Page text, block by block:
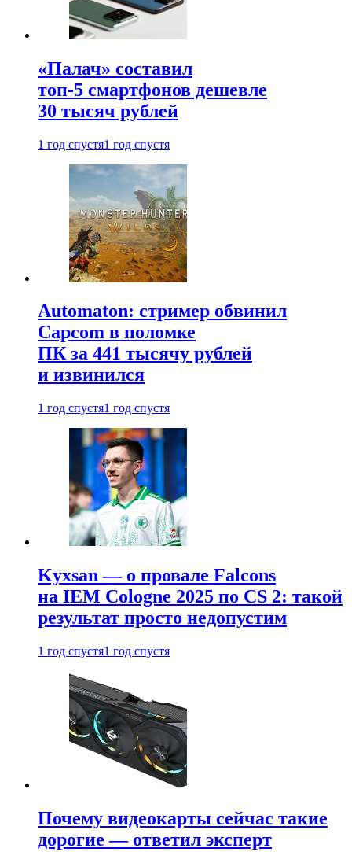
«Палач» составил
топ-5 смартфонов дешевле
30 тысяч рублей
1 год спустя1 год спустя
Automaton: стример обвинил
Capcom в поломке
ПК за 441 тысячу рублей
и извинился
1 год спустя1 год спустя
Kyxsan — о провале Falcons
на IEM Cologne 2025 по CS 2: такой
результат просто недопустим
1 год спустя1 год спустя
Почему видеокарты сейчас такие
дорогие — ответил эксперт